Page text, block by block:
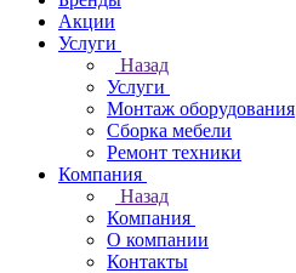
Акции
Услуги
Назад
Услуги
Монтаж оборудования
Сборка мебели
Ремонт техники
Компания
Назад
Компания
О компании
Контакты